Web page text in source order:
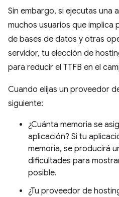
Sin embargo, si ejecutas una
muchos usuarios que implica
de bases de datos y otras
servidor, tu elección de
para reducir el TTFB en el
Cuando elijas un proveedor
siguiente:
¿Cuánta memoria se
aplicación? Si tu
memoria, se producirá
dificultades para
posible.
¿Tu proveedor de